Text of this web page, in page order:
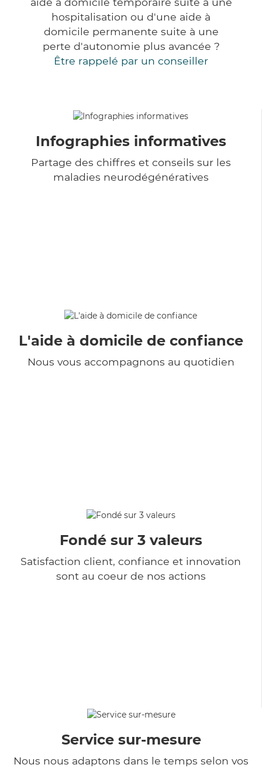
hospitalisation ou d'une aide à
domicile permanente suite à une
perte d'autonomie plus avancée ?
Être rappelé par un conseiller
Infographies informatives
Partage des chiffres et conseils sur les
maladies neurodégénératives
L'aide à domicile de confiance
Nous vous accompagnons au quotidien
Fondé sur 3 valeurs
Satisfaction client, confiance et innovation
sont au coeur de nos actions
Service sur-mesure
Nous nous adaptons dans le temps selon vos